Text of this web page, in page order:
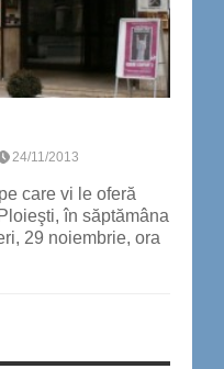
24/11/2013
care vi le oferă
în săptămâna
29 noiembrie, ora